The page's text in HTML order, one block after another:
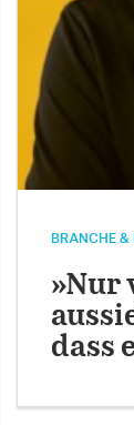
BRANCHE &
»Nur
dass